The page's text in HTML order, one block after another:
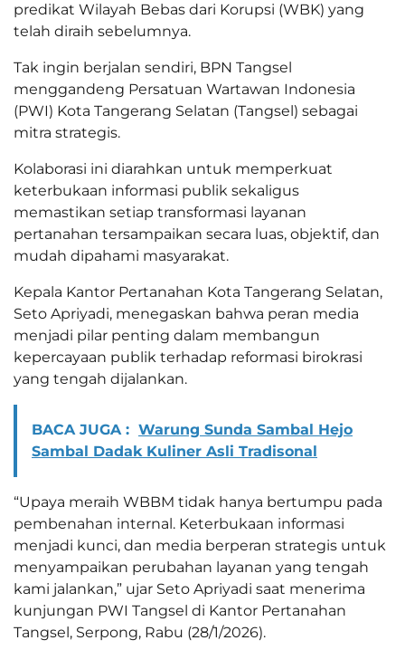
predikat Wilayah Bebas dari Korupsi (WBK) yang
telah diraih sebelumnya.
Tak ingin berjalan sendiri, BPN Tangsel
menggandeng Persatuan Wartawan Indonesia
(PWI) Kota Tangerang Selatan (Tangsel) sebagai
mitra strategis.
Kolaborasi ini diarahkan untuk memperkuat
keterbukaan informasi publik sekaligus
memastikan setiap transformasi layanan
pertanahan tersampaikan secara luas, objektif, dan
mudah dipahami masyarakat.
Kepala Kantor Pertanahan Kota Tangerang Selatan,
Seto Apriyadi, menegaskan bahwa peran media
menjadi pilar penting dalam membangun
kepercayaan publik terhadap reformasi birokrasi
yang tengah dijalankan.
BACA JUGA : Warung Sunda Sambal Hejo
Sambal Dadak Kuliner Asli Tradisonal
“Upaya meraih WBBM tidak hanya bertumpu pada
pembenahan internal. Keterbukaan informasi
menjadi kunci, dan media berperan strategis untuk
menyampaikan perubahan layanan yang tengah
kami jalankan,” ujar Seto Apriyadi saat menerima
kunjungan PWI Tangsel di Kantor Pertanahan
Tangsel, Serpong, Rabu (28/1/2026).